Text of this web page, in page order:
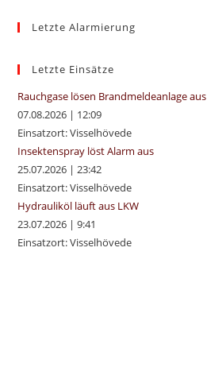
Letzte Alarmierung
Letzte Einsätze
Rauchgase lösen Brandmeldeanlage aus
07.08.2026 | 12:09
Einsatzort: Visselhövede
Insektenspray löst Alarm aus
25.07.2026 |23:42
Einsatzort: Visselhövede
Hydrauliköl läuft aus LKW
23.07.2026 |9:41
Einsatzort: Visselhövede